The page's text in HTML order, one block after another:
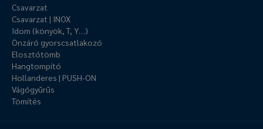
Csavarzat
Csavarzat | INOX
Idom (könyök, T, Y…)
Önzáró gyorscsatlakozó
Elosztótömb
Hangtompító
Hollanderes | PUSH-ON
Vágógyűrűs
Tömítés